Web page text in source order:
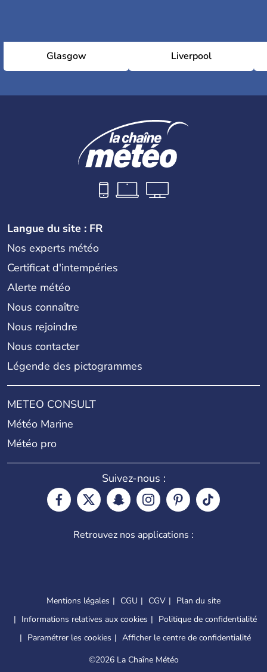
Glasgow Liverpool
Langue du site : FR
Nos experts météo
Certificat d'intempéries
Alerte météo
Nous connaître
Nous rejoindre
Nous contacter
Légende des pictogrammes
METEO CONSULT
Météo Marine
Météo pro
Suivez-nous :
Retrouvez nos applications :
Mentions légales CGU CGV
Plan du site
Informations relatives aux cookies
Politique de confidentialité
Paramétrer les cookies
Afficher le centre de confidentialité
©2026 La Chaîne Météo